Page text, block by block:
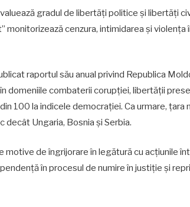
gradul de libertăți politice și libertăți
monitorizează cenzura, intimidarea și
raportul său anual privind Republica
domeniile combaterii corupției, libertății
100 la indicele democrației. Ca urmare,
decât Ungaria, Bosnia și Serbia.
motive de îngrijorare în legătură cu acțiunile
în procesul de numire în justiție și